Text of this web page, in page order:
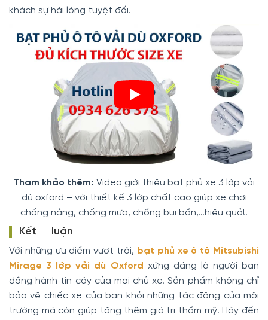
khách sự hài lòng tuyệt đối.
Tham khảo thêm: Video giới thiệu bạt phủ xe 3 lớp vải
dù oxford – với thiết kế 3 lớp chất cao giúp xe chơi
chống nắng, chống mưa, chống bụi bẩn,…hiệu quả!.
Kết luận
Với những ưu điểm vượt trội, bạt phủ xe ô tô Mitsubishi
Mirage 3 lớp vải dù Oxford xứng đáng là người bạn
đồng hành tin cậy của mọi chủ xe. Sản phẩm không chỉ
bảo vệ chiếc xe của bạn khỏi những tác động của môi
trường mà còn giúp tăng thêm giá trị thẩm mỹ. Hãy đến